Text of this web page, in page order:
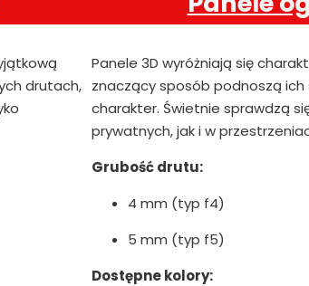
drutach,
Panele 3D wyróżniają się
znaczący sposób podnoszą
charakter. Świetnie sprawdzą
prywatnych, jak i w
Grubość drutu:
4 mm (typ f4)
5 mm (typ f5)
Dostępne kolory: